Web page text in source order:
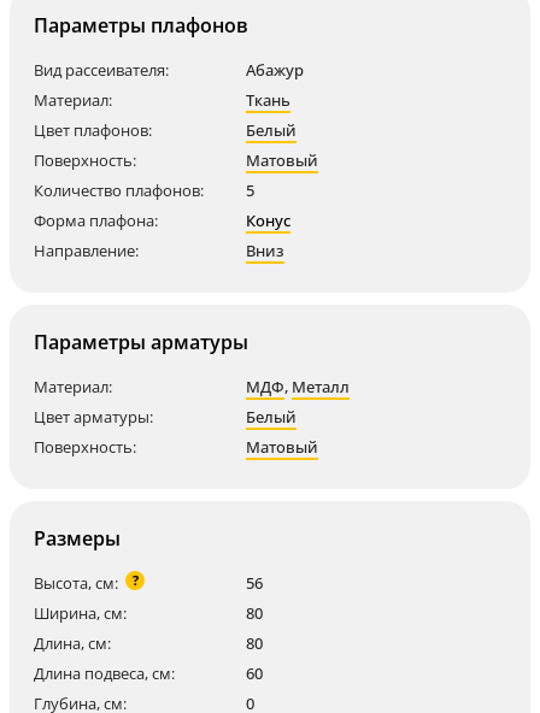
Параметры плафонов
Вид рассеивателя:
Абажур
Материал:
Ткань
Цвет плафонов:
Белый
Поверхность:
Матовый
Количество плафонов:
5
Форма плафона:
Конус
Направление:
Вниз
Параметры арматуры
Материал: МДФ, Металл
Цвет арматуры:
Белый
Поверхность:
Матовый
Размеры
Высота, см: ?
56
Ширина, см:
80
Длина, см:
80
Длина подвеса, см:
60
Глубина, см:
0